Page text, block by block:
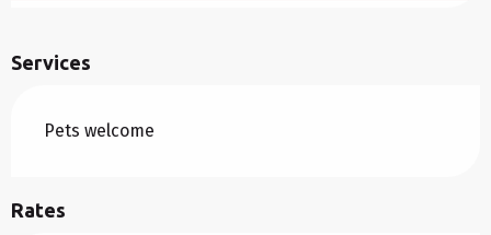
Services
Pets welcome
Rates